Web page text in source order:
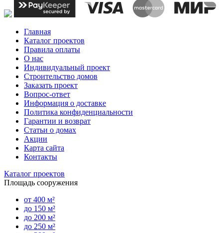
Главная
Каталог проектов
Правила оплаты
О нас
Индивидуальный проект
Строительство домов
Заказать проект
Вопрос-ответ
Информация о доставке
Политика конфиденциальности
Гарантии и возврат
Статьи о домах
Акции
Карта сайта
Контакты
Каталог проектов
Площадь сооружения
от 400 м²
до 150 м²
до 200 м²
до 250 м²